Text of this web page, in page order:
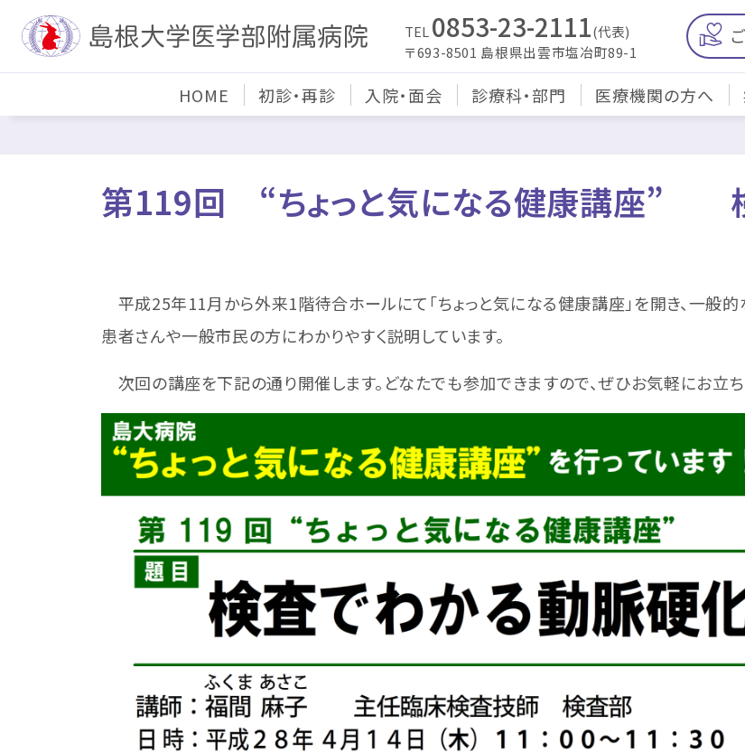
TEL 0853-23-2111(代表)
〒693-8501 島根県出雲市塩冶町89-1
HOME 初診・再診 入院・面会 診療科・部門 医療機関の方へ
第119回 “ちょっと気になる健康講座”
平成25年11月から外来1階待合ホールにて「ちょっと気になる健康講座」を開き、一般
患者さんや一般市民の方にわかりやすく説明しています。
次回の講座を下記の通り開催します。どなたでも参加できますので、ぜひお気軽にお立ち